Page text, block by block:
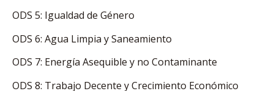
ODS 5: Igualdad de Género
ODS 6: Agua Limpia y Saneamiento
ODS 7: Energía Asequible y no Contaminante
ODS 8: Trabajo Decente y Crecimiento Económico